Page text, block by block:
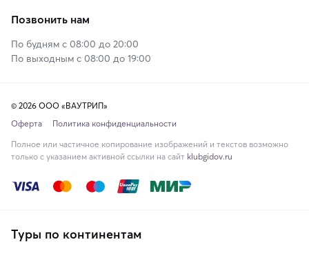
Позвонить нам
По будням с 08:00 до 20:00
По выходным с 08:00 до 19:00
© 2026 ООО «ВАУТРИП»
Оферта
Политика конфиденциальности
Полное или частичное копирование изображений и текстов возможно
только с указанием активной ссылки на сайт klubgidov.ru
Туры по континентам